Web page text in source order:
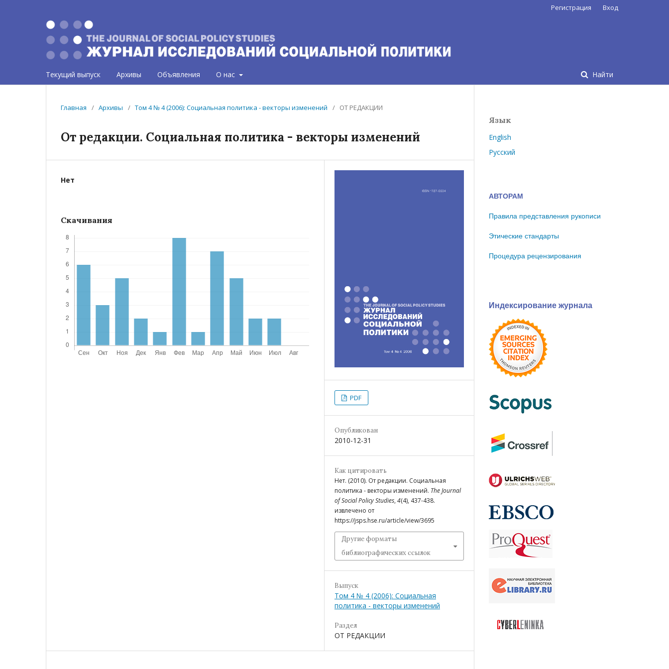
Текущий выпуск Архивы Объявления О нас Найти
Регистрация Вход
Главная / Архивы / Том 4 № 4 (2006): Социальная политика - векторы изменений / ОТ РЕДАКЦИИ
От редакции. Социальная политика - векторы изменений
Нет
Скачивания
PDF
Опубликован
2010-12-31
Как цитировать
Нет. (2010). От редакции. Социальная
политика - векторы изменений. The Journal
of Social Policy Studies, 4(4), 437-438.
извлечено от
https://jsps.hse.ru/article/view/3695
Другие форматы
библиографических ссылок
Выпуск
Том 4 № 4 (2006): Социальная
политика - векторы изменений
Раздел
ОТ РЕДАКЦИИ
Язык
English
Русский
АВТОРАМ
Правила представления рукописи
Этические стандарты
Процедура рецензирования
Индексирование журнала